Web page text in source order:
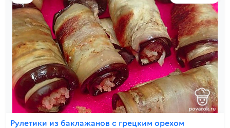
Рулетики из баклажанов с грецким орехом